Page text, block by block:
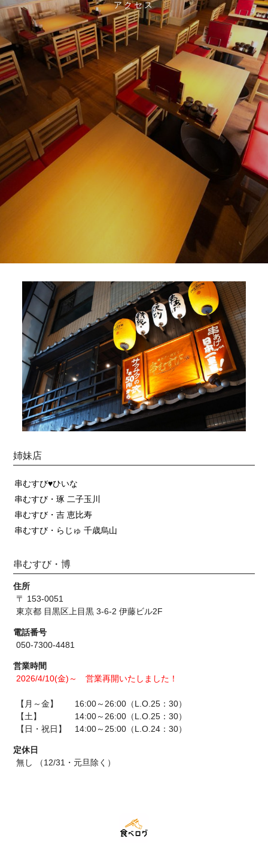
アクセス
姉妹店
串むすび♥ひいな
串むすび・琢 二子玉川
串むすび・吉 恵比寿
串むすび・らじゅ 千歳烏山
串むすび・博
住所
〒 153-0051
東京都 目黒区上目黒 3-6-2 伊藤ビル2F
電話番号
050-7300-4481
営業時間
2026/4/10(金)～ 営業再開いたしました！
【月～金】 16:00～26:00（L.O.25：30）
【土】 14:00～26:00（L.O.25：30）
【日・祝日】 14:00～25:00（L.O.24：30）
定休日
無し （12/31・元旦除く）